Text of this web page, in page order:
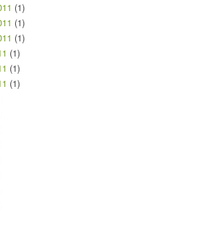
(1)
(1)
(1)
(1)
(1)
(1)